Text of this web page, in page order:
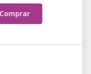
Comprar